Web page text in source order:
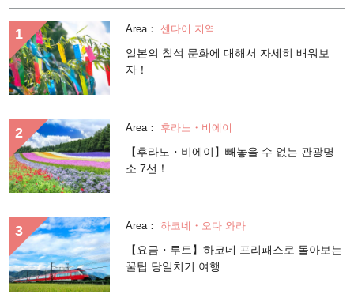
Area： 센다이 지역
일본의 칠석 문화에 대해서 자세히 배워보
자！
Area： 후라노・비에이
【후라노・비에이】빼놓을 수 없는 관광명
소 7선！
Area： 하코네・오다 와라
【요금・루트】하코네 프리패스로 돌아보는
꿀팁 당일치기 여행